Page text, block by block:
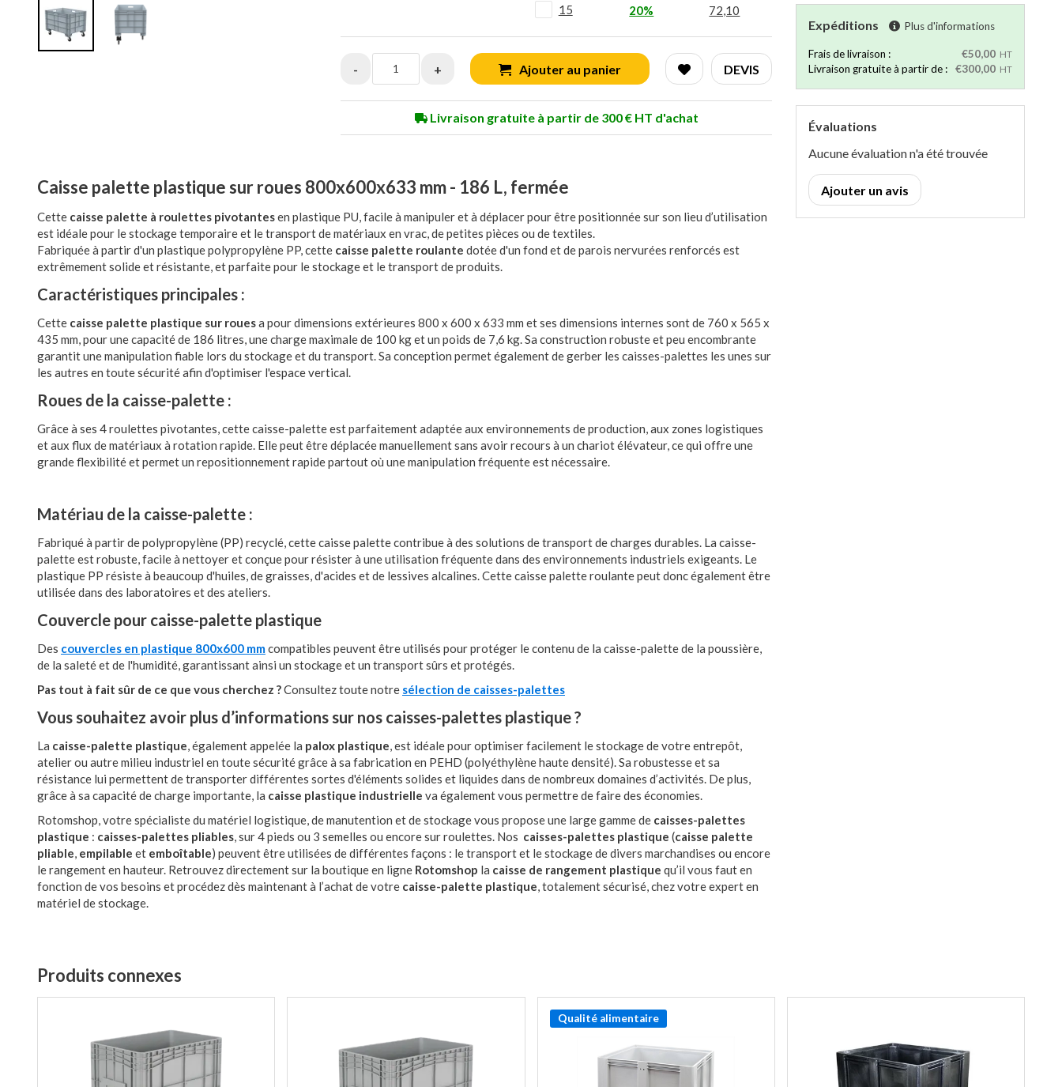
15
20% 72,10
- + Ajouter au panier DEVIS
Livraison gratuite à partir de 300 € HT d'achat
Caisse palette plastique sur roues 800x600x633 mm - 186 L, fermée
Cette caisse palette à roulettes pivotantesen plastique PU, facile à manipuler et à déplacer pour être positionnée sur son lieu d’utilisation
est idéale pour le stockage temporaire et le transport de matériaux en vrac, de petites pièces ou de textiles.
Fabriquée à partir d'un plastique polypropylène PP, cette caisse palette roulante dotée d'un fond et de parois nervurées renforcés est
extrêmement solide et résistante, et parfaite pour le stockage et le transport de produits.
Caractéristiques principales :
Cette caisse palette plastique sur rouesa pour dimensions extérieures 800 x 600 x 633 mm et ses dimensions internes sont de 760 x 565 x
435 mm, pour une capacité de 186 litres, une charge maximale de 100 kg et un poids de 7,6 kg. Sa construction robuste et peu encombrante
garantit une manipulation fiable lors du stockage et du transport. Sa conception permet également de gerber les caisses-palettes les unes sur
les autres en toute sécurité afin d'optimiser l'espace vertical.
Roues de la caisse-palette :
Grâce à ses 4 roulettes pivotantes, cette caisse-palette est parfaitement adaptée aux environnements de production, aux zones logistiques
et aux flux de matériaux à rotation rapide. Elle peut être déplacée manuellement sans avoir recours à un chariot élévateur, ce qui offre une
grande flexibilité et permet un repositionnement rapide partout où une manipulation fréquente est nécessaire.
Matériau de la caisse-palette :
Fabriqué à partir de polypropylène (PP) recyclé, cette caisse palette contribue à des solutions de transport de charges durables. La caisse-
palette est robuste, facile à nettoyer et conçue pour résister à une utilisation fréquente dans des environnements industriels exigeants. Le
plastique PP résiste à beaucoup d'huiles, de graisses, d'acides et de lessives alcalines. Cette caisse palette roulante peut donc également être
utilisée dans des laboratoires et des ateliers.
Couvercle pour caisse-palette plastique
Des couvercles en plastique 800x600 mmcompatibles peuvent être utilisés pour protéger le contenu de la caisse-palette de la poussière,
de la saleté et de l'humidité, garantissant ainsi un stockage et un transport sûrs et protégés.
Pas tout à fait sûr de ce que vous cherchez ?Consultez toute notre sélection de caisses-palettes
Vous souhaitez avoir plus d’informations sur nos caisses-palettes plastique ?
La caisse-palette plastique, également appelée la palox plastique, est idéale pour optimiser facilement le stockage de votre entrepôt,
atelier ou autre milieu industriel en toute sécurité grâce à sa fabrication en PEHD (polyéthylène haute densité). Sa robustesse et sa
résistance lui permettent de transporter différentes sortes d'éléments solides et liquides dans de nombreux domaines d’activités. De plus,
grâce à sa capacité de charge importante, la caisse plastique industrielle va également vous permettre de faire des économies.
Rotomshop, votre spécialiste du matériel logistique, de manutention et de stockage vous propose une large gamme de caisses-palettes
plastique : caisses-palettes pliables, sur 4 pieds ou 3 semelles ou encore sur roulettes. Nos caisses-palettes plastique (caisse palette
pliable, empilable et emboîtable) peuvent être utilisées de différentes façons : le transport et le stockage de divers marchandises ou encore
le rangement en hauteur. Retrouvez directement sur la boutique en ligne Rotomshop la caisse de rangement plastique qu’il vous faut en
fonction de vos besoins et procédez dès maintenant à l’achat de votre caisse-palette plastique, totalement sécurisé, chez votre expert en
matériel de stockage.
Expéditions Plus d'informations
Frais de livraison : €50,00 HT
Livraison gratuite à partir de : €300,00 HT
Évaluations
Aucune évaluation n'a été trouvée
Ajouter un avis
Produits connexes
Qualité alimentaire